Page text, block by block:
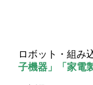
ロボット・組み
子機器」「家電